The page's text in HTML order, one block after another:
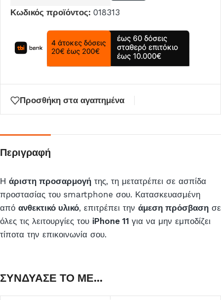
email
για
να
αναμονής
αυτό
προϊόν
Κωδικός προϊόντος: 018313
Προσθήκη στα αγαπημένα
Περιγραφή
Η άριστη προσαρμογή της, τη μετατρέπει σε ασπίδα
προστασίας του smartphone σου. Κατασκευασμένη
από ανθεκτικό υλικό, επιτρέπει την άμεση πρόσβαση σε
όλες τις λειτουργίες του iPhone 11 για να μην εμποδίζει
τίποτα την επικοινωνία σου.
ΣΥΝΔΥΑΣΕ ΤΟ ΜΕ...